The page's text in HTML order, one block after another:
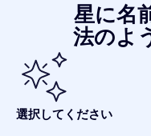
星に名
法のよ
選択してください